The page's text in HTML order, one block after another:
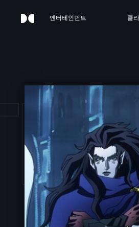
엔터테인먼트 클